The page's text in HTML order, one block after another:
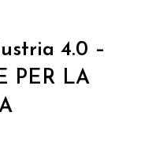
4.0 –
PER LA